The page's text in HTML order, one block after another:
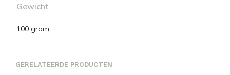
Gewicht
100 gram
GERELATEERDE PRODUCTEN